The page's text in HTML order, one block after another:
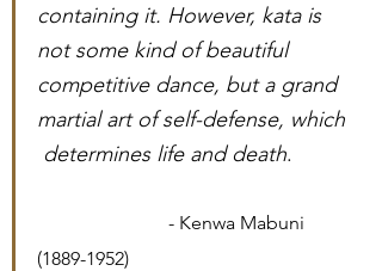
containing it. However, kata is
not some kind of beautiful
competitive dance, but a grand
martial art of self-defense, which
determines life and death.
- Kenwa Mabuni
(1889-1952)